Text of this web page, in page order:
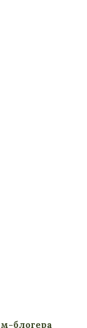
блогера